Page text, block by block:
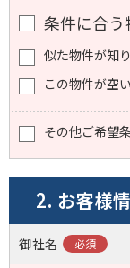
条件に合う
似た物件が知
この物件が空
その他ご希望
2. お客様
御社名